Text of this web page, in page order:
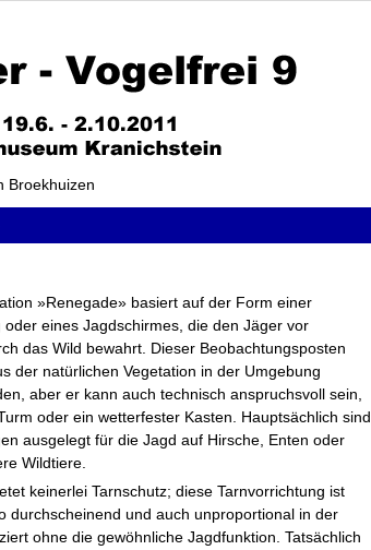
Broekhuizen
»Renegade» basiert auf der Form einer
oder eines Jagdschirmes, die den Jäger vor
das Wild bewahrt. Dieser Beobachtungsposten
der natürlichen Vegetation in der Umgebung
aber er kann auch technisch anspruchsvoll sein,
oder ein wetterfester Kasten. Hauptsächlich sind
ausgelegt für die Jagd auf Hirsche, Enten oder
Wildtiere.
keinerlei Tarnschutz; diese Tarnvorrichtung ist
durchscheinend und auch unproportional in der
ohne die gewöhnliche Jagdfunktion. Tatsächlich